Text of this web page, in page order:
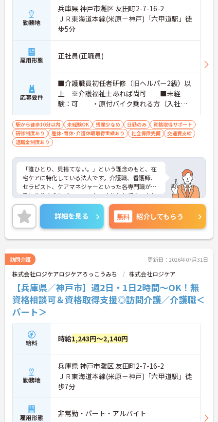
勤務地
兵庫県 神戸市灘区 友田町2-7-16-2
ＪＲ東海道本線(米原－神戸)「六甲道駅」徒
歩5分
雇用形態 正社員(正職員)
応募要件
■介護職員初任者研修（旧ヘルパー2級）以
上 ※介護福祉士あれば尚可 ■未経
験：可 ・原付バイク乗れる方（入社後
の練習可）⇒電気自転車もあり
駅から徒歩10分以内 未経験OK 残業少なめ 日勤のみ
資格取得サポート
研修制度あり
産休･育休･介護休暇取得実績あり 社会保険完備
交通費支給
退職金制度あり
「誰ひとり、見捨てない。」という理念のもと、在
宅ケアに特化している法人です。介護職、看護師、
セラピスト、ケアマネジャーといった各専門職が、
思いやりの心とプロフェッショナルとしてのスキル
を持ち寄り、ひとつのチームとしてご利用者様を支
える「多職種連携」を何よりの強みとしています。
施設のように時間に追われることなく、1対1でじっ
くりとケアに向き合える環境です。全車両にドライ
ブレコーダーを搭載し移動時の安全を確保している
報共有が行われており、一人での訪問時も即座にチ
ームへ相談できる万全のバックアップ体制が敷かれ
ています。給与面では、固定給と成果給からライフ
スタイルに合わせて選択が可能です。資格取得支援
を活用した管理職へのキャリアパスも明確であり、
有資格者の皆様が安心して長期的に専門性を高めて
いける環境です。
◆兵庫・大阪の関西と東京を中心に在宅介護に特化
した事業所を展開！ケアマネジャー、訪問介護員、
看護師、セラピスト、福祉用具専門相談員等の専門
職が連携をしてチームケアを提供しています。
◆正社員比率は9割以上、20代のスタッフを中心に5
0代までの幅広い年代が活躍されています。
◆ITを活用して業務効率化を図っています。
◆介護、看護、リハビリ等の専門職がチームとして
連携。一人での訪問時もチャットツールで即座に相
談できるほか、全車にドライブレコーダーを完備す
詳細を見る 無料 紹介してもらう
訪問介護 更新日：2026年07月31日
株式会社ロジケアロジケアろっこうみち 株式会社ロジケア
【兵庫県／神戸市】週2日・1日2時間～OK！無
資格相談可＆資格取得支援◎訪問介護／介護職＜
パート＞
給料 時給1,243円～2,140円
勤務地
兵庫県 神戸市灘区 友田町2-7-16-2
ＪＲ東海道本線(米原－神戸)「六甲道駅」徒
歩7分
雇用形態 非常勤・パート・アルバイト